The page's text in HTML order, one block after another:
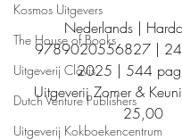
Kosmos Uitgevers
The House of Books
Uitgeverij Clavis
Dutch Venture Publishers
Uitgeverij Kokboekencentrum
Nederlands |
9789020556827 | 24
2025 | 544
Uitgeverij Zomer &
25,00